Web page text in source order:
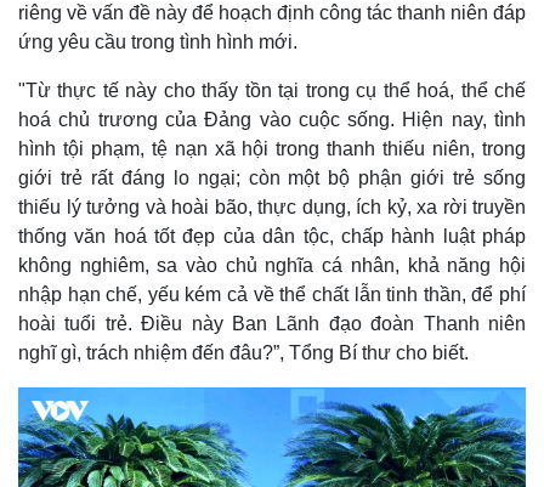
Kinh tế
Bất động sản
Khởi nghiệp
Thị trường
Giá vàng
Tiêu dùng
Tỷ giá
Chứng khoán
riêng về vấn đề này để hoạch định công tác thanh niên đáp
ứng yêu cầu trong tình hình mới.
"Từ thực tế này cho thấy tồn tại trong cụ thể hoá, thể chế
hoá chủ trương của Đảng vào cuộc sống. Hiện nay, tình
hình tội phạm, tệ nạn xã hội trong thanh thiếu niên, trong
giới trẻ rất đáng lo ngại; còn một bộ phận giới trẻ sống
thiếu lý tưởng và hoài bão, thực dụng, ích kỷ, xa rời truyền
thống văn hoá tốt đẹp của dân tộc, chấp hành luật pháp
không nghiêm, sa vào chủ nghĩa cá nhân, khả năng hội
nhập hạn chế, yếu kém cả về thể chất lẫn tinh thần, để phí
hoài tuổi trẻ. Điều này Ban Lãnh đạo đoàn Thanh niên
nghĩ gì, trách nhiệm đến đâu?”, Tổng Bí thư cho biết.